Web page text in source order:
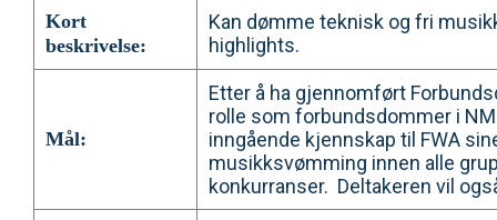
Kort
beskrivelse:
Kan dømme teknisk og fri
highlights.
Mål:
Etter å ha gjennomført
rolle som forbundsdommer i
inngående kjennskap til FWA
musikksvømming innen alle
konkurranser. Deltakeren vil